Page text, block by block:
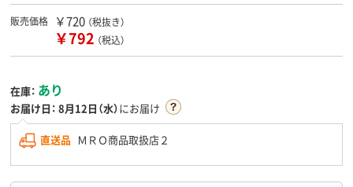
販売価格 ￥720 （税抜き）
￥792 （税込）
在庫： あり
お届け日： 8月12日（水）にお届け
直送品 ＭＲＯ商品取扱店２